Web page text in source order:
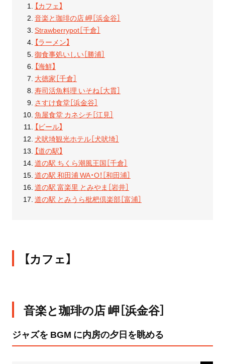
【カフェ】
音楽と珈琲の店 岬［浜金谷］
Strawberrypot［千倉］
【ラーメン】
御食事処いしい［勝浦］
【海鮮】
大徳家［千倉］
寿司活魚料理 いそね［大貫］
さすけ食堂［浜金谷］
魚屋食堂 カネシチ［江見］
【ビール】
犬吠埼観光ホテル［犬吠埼］
【道の駅】
道の駅 ちくら潮風王国［千倉］
道の駅 和田浦 WA・O！［和田浦］
道の駅 富楽里 とみやま［岩井］
道の駅 とみうら枇杷倶楽部［富浦］
【カフェ】
音楽と珈琲の店 岬［浜金谷］
ジャズを BGM に内房の夕日を眺める